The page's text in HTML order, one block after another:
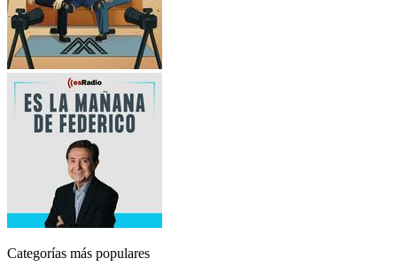
Categorías más populares